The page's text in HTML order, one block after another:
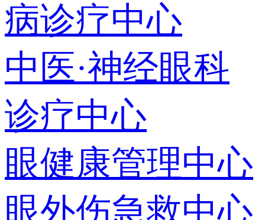
病诊疗中心
中医·神经眼科
诊疗中心
眼健康管理中心
眼外伤急救中心